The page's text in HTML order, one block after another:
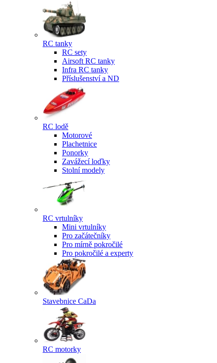
RC tanky
RC sety
Airsoft RC tanky
Infra RC tanky
Příslušenství a ND
RC lodě
Motorové
Plachetnice
Ponorky
Zavážecí loďky
Stolní modely
RC vrtulníky
Mini vrtulníky
Pro začátečníky
Pro mírně pokročilé
Pro pokročilé a experty
Stavebnice CaDa
RC motorky